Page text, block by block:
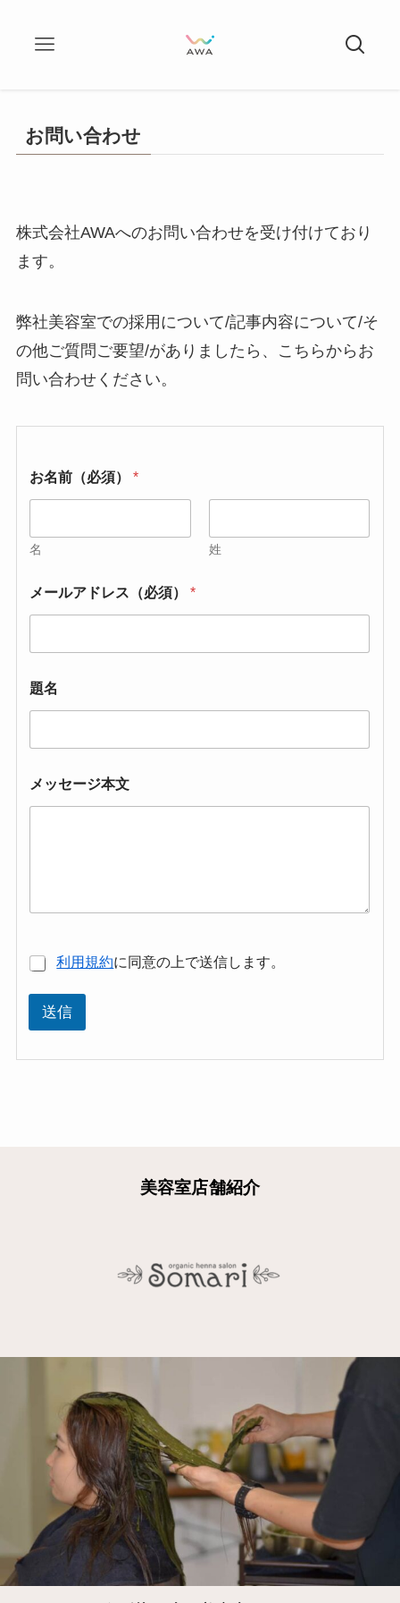
お問い合わせ
株式会社AWAへのお問い合わせを受け付けており
ます。
弊社美容室での採用について/記事内容について/そ
の他ご質問ご要望/がありましたら、こちらからお
問い合わせください。
お名前（必須）*
名 姓
メールアドレス（必須）*
題名
メッセージ本文
利用規約に同意の上で送信します。
送信
美容室店舗紹介